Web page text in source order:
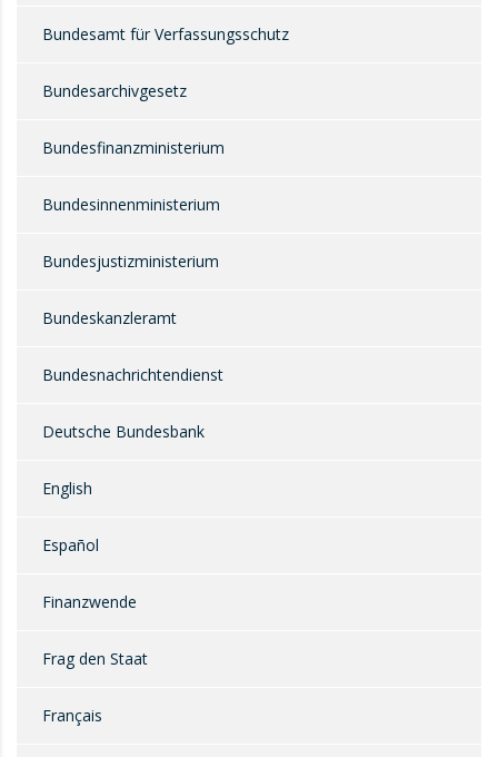
Bundesamt für Verfassungsschutz
Bundesarchivgesetz
Bundesfinanzministerium
Bundesinnenministerium
Bundesjustizministerium
Bundeskanzleramt
Bundesnachrichtendienst
Deutsche Bundesbank
English
Español
Finanzwende
Frag den Staat
Français